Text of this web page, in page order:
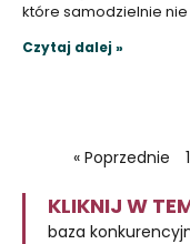
które samodzielnie nie
Czytaj dalej »
« Poprzednie 1
KLIKNIJ W
baza